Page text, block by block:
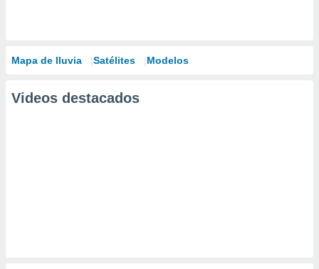
Mapa de lluvia Satélites Modelos
Videos destacados